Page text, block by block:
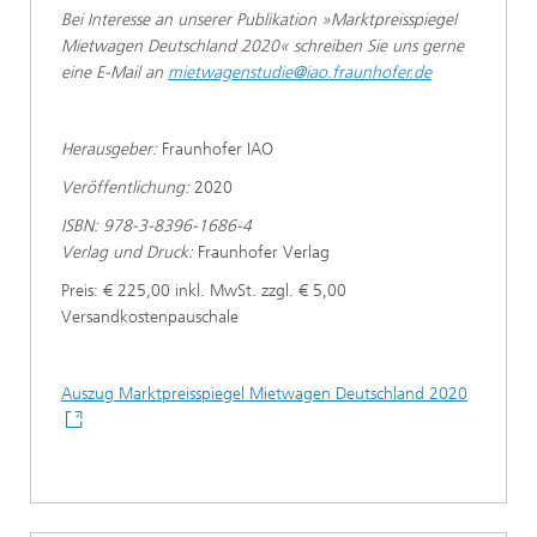
Bei Interesse an unserer Publikation »Marktpreisspiegel
Mietwagen Deutschland 2020« schreiben Sie uns gerne
eine E-Mail an mietwagenstudie@iao.fraunhofer.de
Herausgeber: Fraunhofer IAO
Veröffentlichung: 2020
ISBN: 978-3-8396-1686-4
Verlag und Druck: Fraunhofer Verlag
Preis: € 225,00 inkl. MwSt. zzgl. € 5,00
Versandkostenpauschale
Auszug Marktpreisspiegel Mietwagen Deutschland 2020